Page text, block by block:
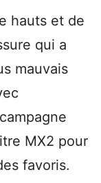
hauts et de
qui a
mauvais
MX2 pour
favoris.